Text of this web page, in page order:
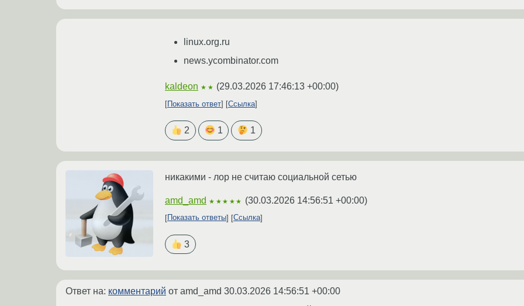
linux.org.ru
news.ycombinator.com
kaldeon ★★ (29.03.2026 17:46:13 +00:00)
Показать ответ Ссылка
2 1 1
никакими - лор не считаю социальной сетью
amd_amd ★★★★★ (30.03.2026 14:56:51 +00:00)
Показать ответы Ссылка
3
Ответ на: комментарий от amd_amd 30.03.2026 14:56:51 +00:00